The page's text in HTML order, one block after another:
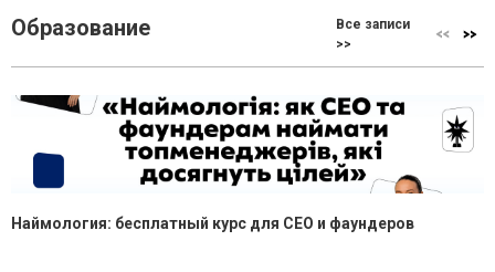
Образование
Все записи
>>
Наймология: бесплатный курс для CEO и фаундеров